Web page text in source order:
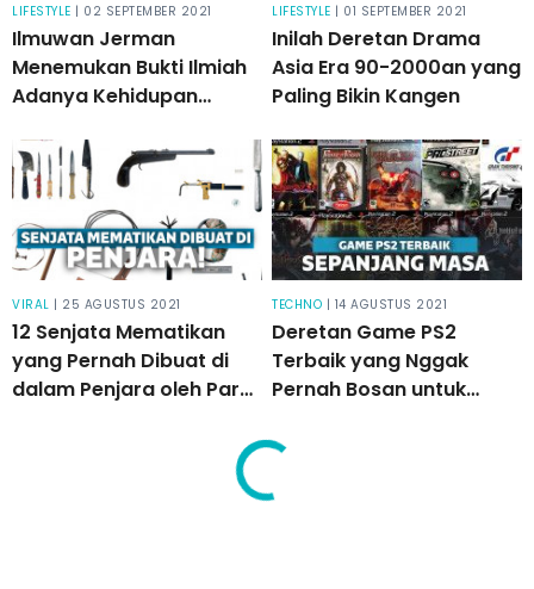
LIFESTYLE | 02 SEPTEMBER 2021
Ilmuwan Jerman
Menemukan Bukti Ilmiah
Adanya Kehidupan
LIFESTYLE | 01 SEPTEMBER 2021
Inilah Deretan Drama
Asia Era 90-2000an yang
Paling Bikin Kangen
VIRAL | 25 AGUSTUS 2021
12 Senjata Mematikan
yang Pernah Dibuat di
dalam Penjara oleh Para
TECHNO | 14 AGUSTUS 2021
Deretan Game PS2
Terbaik yang Nggak
Pernah Bosan untuk